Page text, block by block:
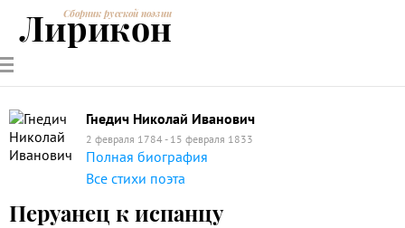
РУССКИЕ
ПОЭТЫ
СОВРЕМЕННИКИЭНЦИКЛОПЕДИЯ
ПОЭЗИИ
Сборник русской поэзии
Лирикон
Гнедич Николай Иванович
2 февраля 1784 - 15 февраля 1833
Полная биография
Все стихи поэта
Перуанец к испанцу